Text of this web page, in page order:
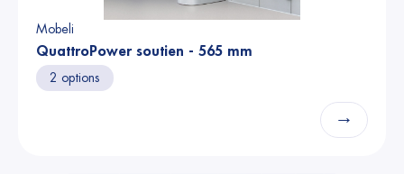
Mobeli
QuattroPower soutien - 565 mm
2 options
→